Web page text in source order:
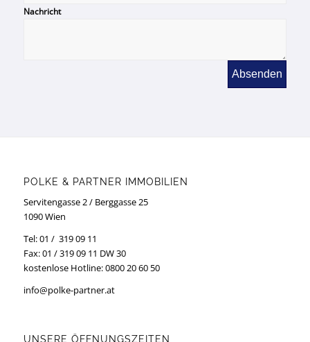
Nachricht
POLKE & PARTNER IMMOBILIEN
Servitengasse 2 / Berggasse 25
1090 Wien
Tel: 01 / 319 09 11
Fax: 01 / 319 09 11 DW 30
kostenlose Hotline:0800 20 60 50
info@polke-partner.at
UNSERE ÖFFNUNGSZEITEN